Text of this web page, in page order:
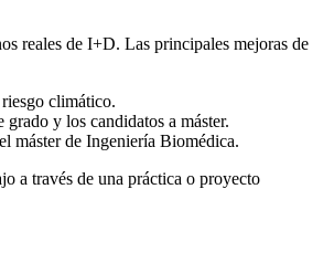
reales de I+D. Las principales mejoras de
climático.
y los candidatos a máster.
máster de Ingeniería Biomédica.
a través de una práctica o proyecto